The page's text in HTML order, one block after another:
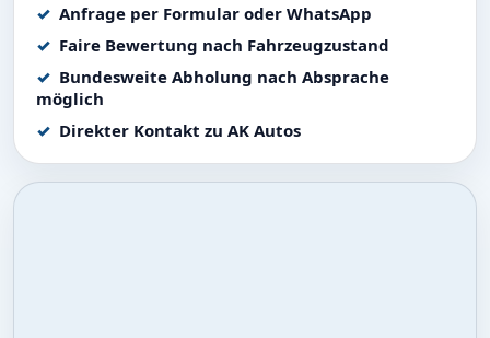
Anfrage per Formular oder WhatsApp
Faire Bewertung nach Fahrzeugzustand
Bundesweite Abholung nach Absprache
möglich
Direkter Kontakt zu AK Autos